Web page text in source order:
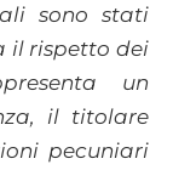
sono stati
il rispetto dei
un
il titolare
pecuniari